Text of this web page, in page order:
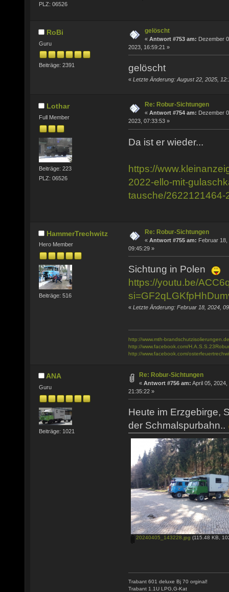
PLZ: 06526
RoBi
Guru
Beiträge: 2391
gelöscht
« Antwort #753 am: Dezember
2023, 16:59:21 »
gelöscht
« Letzte Änderung: August 22, 2025,
Lothar
Full Member
Beiträge: 223
PLZ: 06526
Re: Robur-Sichtungen
« Antwort #754 am: Dezember
2023, 07:33:53 »
Da ist er wieder...
https://
2022-ello-mit-
tausche/2622121464-
HammerTrechwitz
Hero Member
Beiträge: 516
Re: Robur-Sichtungen
« Antwort #755 am: Februar 18,
09:45:29 »
Sichtung in Polen
https://youtu.be/
« Letzte Änderung: Februar 18, 2024,
http://www.mth-
http://www.facebook.com/H.A.S.S.23Robur
http://www.facebook.com/
ANA
Guru
Beiträge: 1021
Re: Robur-Sichtungen
« Antwort #756 am: April 05, 2024,
21:35:22 »
Heute im Erzgebirge,
der Schmalspurbahn..
20240405_143228.jpg (115.48 KB,
Trabant 601 deluxe Bj 70 orginal!
Trabant 1.1U LPG,G-Kat